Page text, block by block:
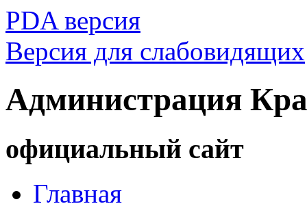
PDA версия
Версия для слабовидящих
Администрация
официальный сайт
Главная